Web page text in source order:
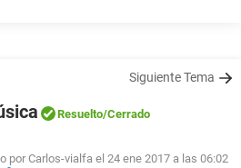
Siguiente Tema
Resuelto/Cerrado
por Carlos-vialfa el 24 ene 2017 a las 06:02